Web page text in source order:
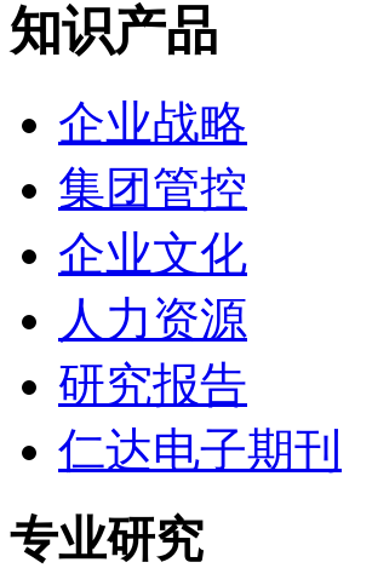
知识产品
企业战略
集团管控
企业文化
人力资源
研究报告
仁达电子期刊
专业研究